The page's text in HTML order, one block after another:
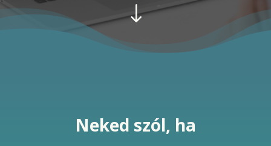
"
Neked szól, ha